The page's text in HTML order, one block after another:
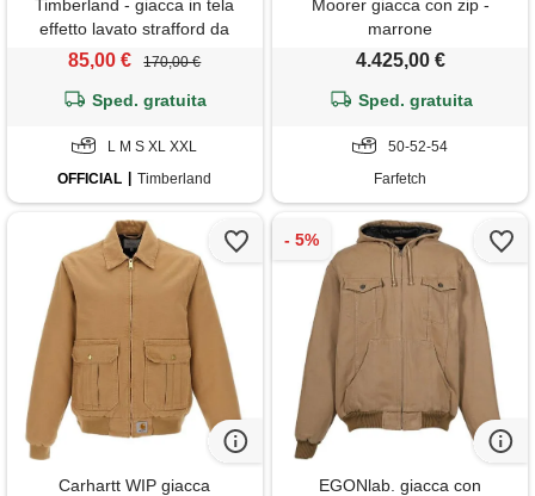
Timberland - giacca in tela
effetto lavato strafford da
uomo in giallo, uomo, giallo,
85,00 € 170,00 €
Sped. gratuita
L M S XL XXL
OFFICIAL
Timberland
Moorer giacca con zip -
marrone
4.425,00 €
Sped. gratuita
50-52-54
Farfetch
Carhartt WIP giacca
EGONlab. giacca con